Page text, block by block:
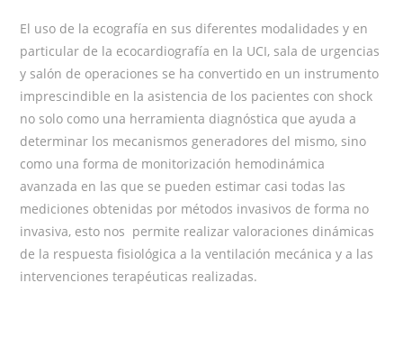
El uso de la ecografía en sus diferentes modalidades y en
particular de la ecocardiografía en la UCI, sala de urgencias
y salón de operaciones se ha convertido en un instrumento
imprescindible en la asistencia de los pacientes con shock
no solo como una herramienta diagnóstica que ayuda a
determinar los mecanismos generadores del mismo, sino
como una forma de monitorización hemodinámica
avanzada en las que se pueden estimar casi todas las
mediciones obtenidas por métodos invasivos de forma no
invasiva, esto nos permite realizar valoraciones dinámicas
de la respuesta fisiológica a la ventilación mecánica y a las
intervenciones terapéuticas realizadas.